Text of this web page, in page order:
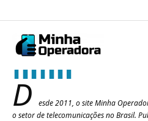
D
esde 2011, o site Minha
o setor de telecomunicações no Brasil.